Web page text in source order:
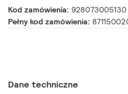
Kod zamówienia: 928073005130
Pełny kod zamówienia:
Dane techniczne